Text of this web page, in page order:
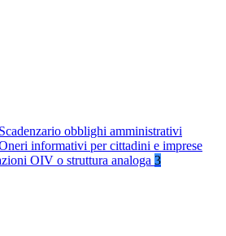
Scadenzario obblighi amministrativi
informativi per cittadini e imprese
OIV o struttura analoga 3